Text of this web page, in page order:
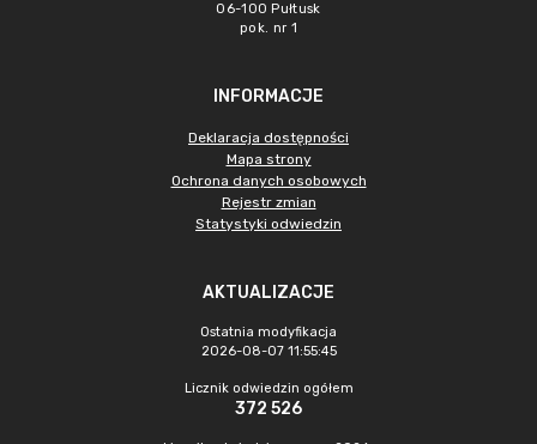
06-100 Pułtusk
pok. nr 1
INFORMACJE
Deklaracja dostępności
Mapa strony
Ochrona danych osobowych
Rejestr zmian
Statystyki odwiedzin
AKTUALIZACJE
Ostatnia modyfikacja
2026-08-07 11:55:45
Licznik odwiedzin ogółem
372 526